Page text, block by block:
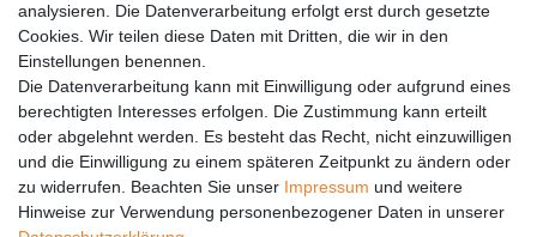
Vertrag widerrufen
PARTNER
DHL
GLS
PaketPLUS
analysieren. Die Datenverarbeitung erfolgt erst durch gesetzte
Cookies. Wir teilen diese Daten mit Dritten, die wir in den
Einstellungen benennen.
Die Datenverarbeitung kann mit Einwilligung oder aufgrund eines
berechtigten Interesses erfolgen. Die Zustimmung kann erteilt
oder abgelehnt werden. Es besteht das Recht, nicht einzuwilligen
und die Einwilligung zu einem späteren Zeitpunkt zu ändern oder
zu widerrufen. Beachten Sie unser Impressum und weitere
Hinweise zur Verwendung personenbezogener Daten in unserer